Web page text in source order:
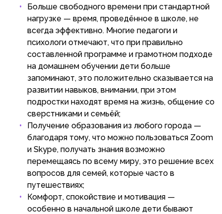
Больше свободного времени при стандартной
нагрузке — время, проведённое в школе, не
всегда эффективно. Многие педагоги и
психологи отмечают, что при правильно
составленной программе и грамотном подходе
на домашнем обучении дети больше
запоминают, это положительно сказывается на
развитии навыков, внимании, при этом
подростки находят время на жизнь, общение со
сверстниками и семьёй;
Получение образования из любого города —
благодаря тому, что можно пользоваться Zoom
и Skype, получать знания возможно
перемещаясь по всему миру, это решение всех
вопросов для семей, которые часто в
путешествиях;
Комфорт, спокойствие и мотивация —
особенно в начальной школе дети бывают